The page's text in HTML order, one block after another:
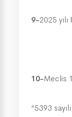
9-2025
10-Meclis
“5393